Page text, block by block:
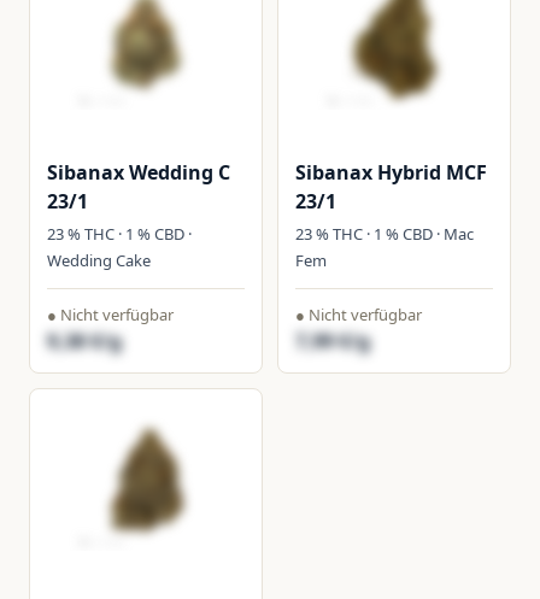
Sibanax Wedding C
23/1
23 % THC · 1 % CBD ·
Wedding Cake
● Nicht verfügbar
9,38 €/g
Sibanax Hybrid MCF
23/1
23 % THC · 1 % CBD · Mac
Fem
● Nicht verfügbar
7,99 €/g